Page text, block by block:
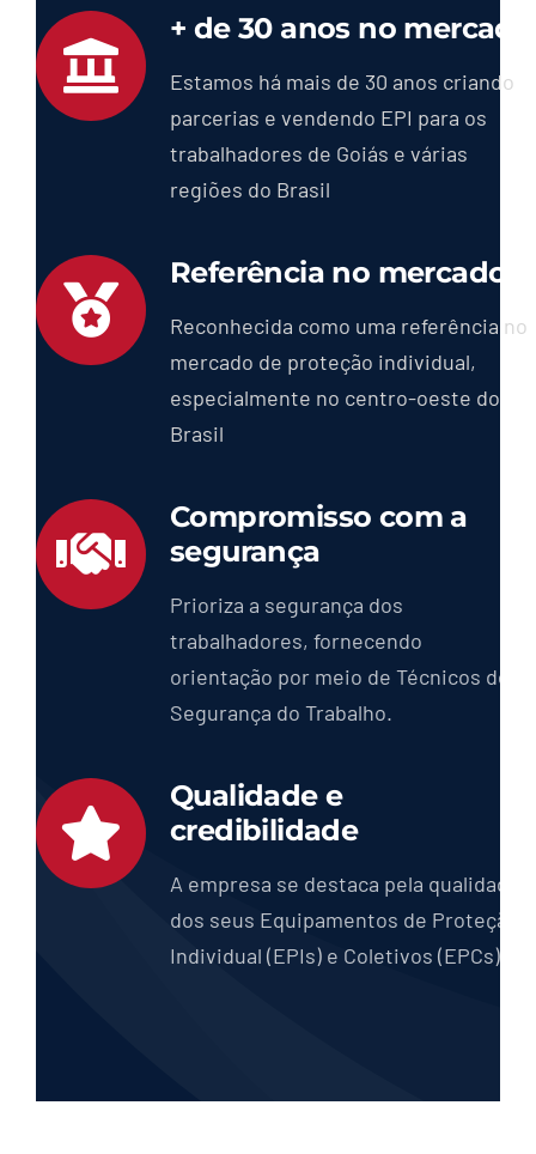
+ de 30 anos no mercado
Estamos há mais de 30 anos criando
parcerias e vendendo EPI para os
trabalhadores de Goiás e várias
regiões do Brasil
Referência no mercado
Reconhecida como uma referência no
mercado de proteção individual,
especialmente no centro-oeste do
Brasil
Compromisso com a
segurança
Prioriza a segurança dos
trabalhadores, fornecendo
orientação por meio de Técnicos de
Segurança do Trabalho.
Qualidade e
credibilidade
A empresa se destaca pela qualidade
dos seus Equipamentos de Proteção
Individual (EPIs) e Coletivos (EPCs)